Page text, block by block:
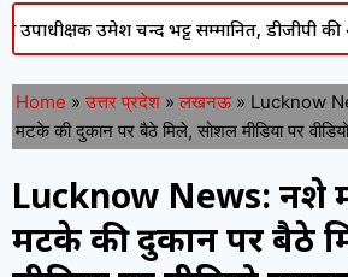
उमेश चन्द भट्ट सम्मानित, डीजीपी की ओर से
Home » उत्तर प्रदेश » लखनऊ » Lucknow
मटके की दुकान पर बैठे मिले, सोशल मीडिया पर
Lucknow News: नशे में
मटके की दुकान पर बैठे